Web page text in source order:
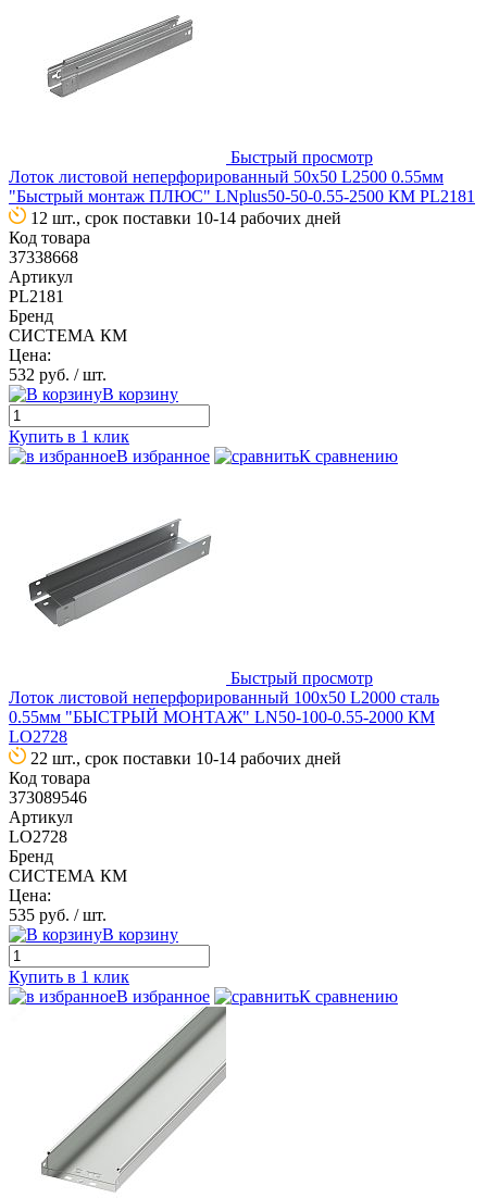
Быстрый просмотр
Лоток листовой неперфорированный 50х50 L2500 0.55мм
"Быстрый монтаж ПЛЮС" LNplus50-50-0.55-2500 КМ PL2181
12 шт., срок поставки 10-14 рабочих дней
Код товара
37338668
Артикул
PL2181
Бренд
СИСТЕМА КМ
Цена:
532 руб. / шт.
В корзину
Купить в 1 клик
В избранное
К сравнению
Быстрый просмотр
Лоток листовой неперфорированный 100х50 L2000 сталь
0.55мм "БЫСТРЫЙ МОНТАЖ" LN50-100-0.55-2000 КМ
LO2728
22 шт., срок поставки 10-14 рабочих дней
Код товара
373089546
Артикул
LO2728
Бренд
СИСТЕМА КМ
Цена:
535 руб. / шт.
В корзину
Купить в 1 клик
В избранное
К сравнению